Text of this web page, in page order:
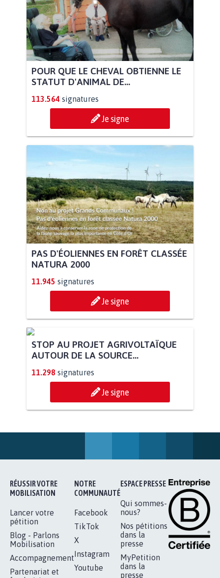
POUR QUE LE CHEVAL OBTIENNE LE
STATUT D'ANIMAL DE...
113.564 signatures
Je signe
PAS D'ÉOLIENNES EN FORÊT CLASSÉE
NATURA 2000
11.945 signatures
Je signe
STOP AU PROJET AGRIVOLTAÏQUE
Je signe
RÉUSSIR VOTRE ESPACE PRESSE